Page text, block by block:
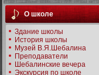
О школе
Здание школы
История школы
Музей В.Я.Шебалина
Преподаватели
Шебалинские вечера
Экскурсия по школе